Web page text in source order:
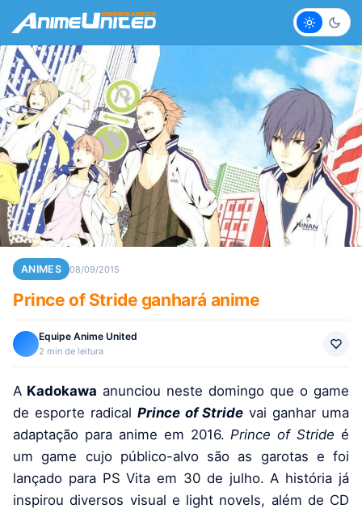
Claro
ANIMES 08/09/2015
Prince of Stride ganhará anime
Equipe Anime United
2 min de leitura
A Kadokawa anunciou neste domingo que o game
de esporte radical Prince of Stride vai ganhar uma
adaptação para anime em 2016.Prince of Stride é
um game cujo público-alvo são as garotas e foi
lançado para PS Vita em 30 de julho. A história já
inspirou diversos visual e light novels, além de CD